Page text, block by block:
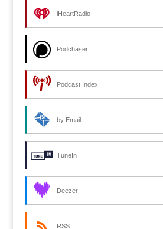
iHeartRadio
Podchaser
Podcast Index
by Email
TuneIn
Deezer
RSS